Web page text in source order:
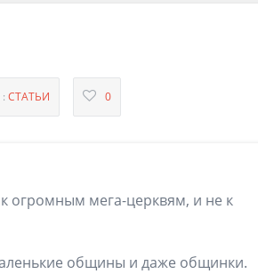
СТАТЬИ 0
огромным мега-церквям, и не к
общины и даже общинки.